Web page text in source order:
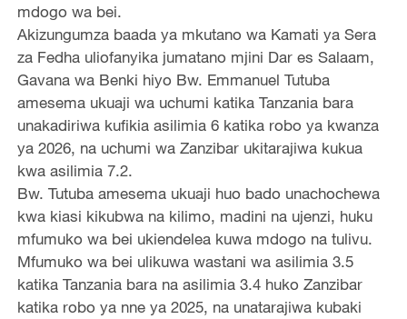
mdogo wa bei.
Akizungumza baada ya mkutano wa Kamati ya Sera
za Fedha uliofanyika jumatano mjini Dar es Salaam,
Gavana wa Benki hiyo Bw. Emmanuel Tutuba
amesema ukuaji wa uchumi katika Tanzania bara
unakadiriwa kufikia asilimia 6 katika robo ya kwanza
ya 2026, na uchumi wa Zanzibar ukitarajiwa kukua
kwa asilimia 7.2.
Bw. Tutuba amesema ukuaji huo bado unachochewa
kwa kiasi kikubwa na kilimo, madini na ujenzi, huku
mfumuko wa bei ukiendelea kuwa mdogo na tulivu.
Mfumuko wa bei ulikuwa wastani wa asilimia 3.5
katika Tanzania bara na asilimia 3.4 huko Zanzibar
katika robo ya nne ya 2025, na unatarajiwa kubaki